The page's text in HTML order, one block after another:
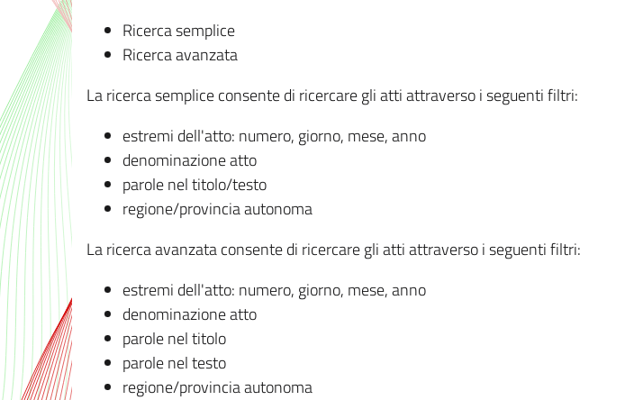
Ricerca semplice
Ricerca avanzata
La ricerca semplice consente di ricercare gli atti attraverso i seguenti filtri:
estremi dell'atto: numero, giorno, mese, anno
denominazione atto
parole nel titolo/testo
regione/provincia autonoma
La ricerca avanzata consente di ricercare gli atti attraverso i seguenti filtri:
estremi dell'atto: numero, giorno, mese, anno
denominazione atto
parole nel titolo
parole nel testo
regione/provincia autonoma